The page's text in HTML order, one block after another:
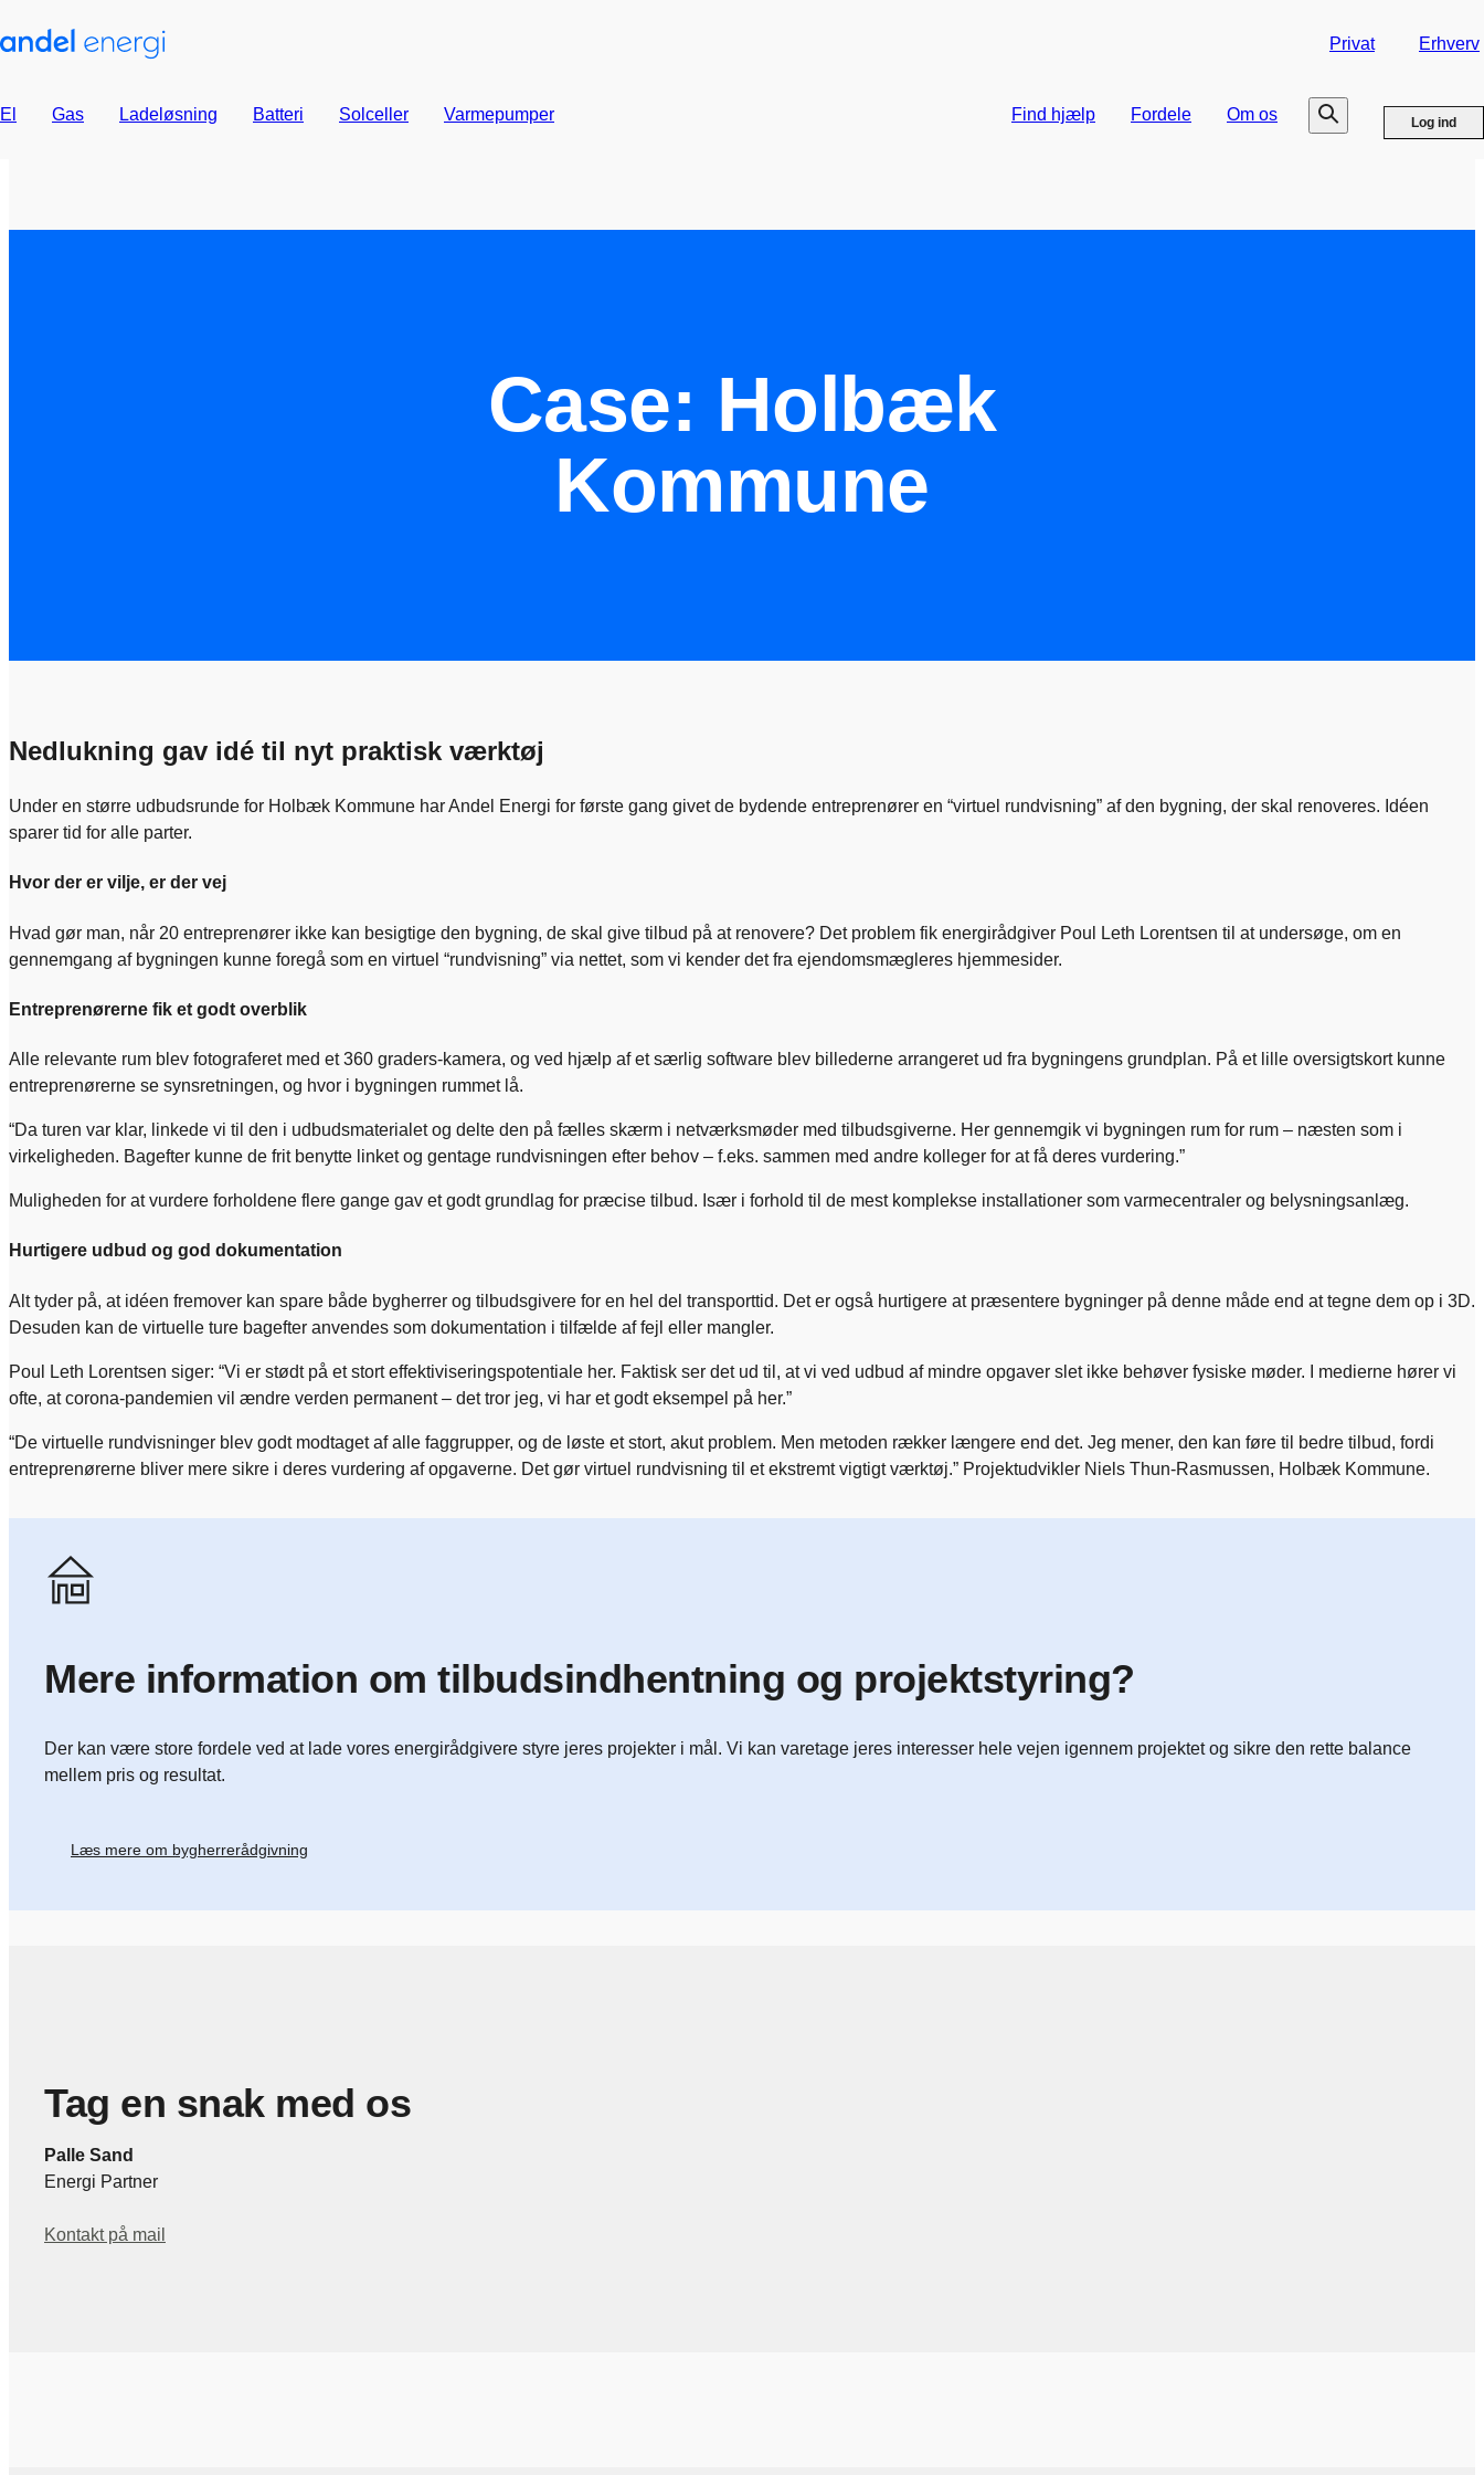
Privat Erhverv
El Gas Ladeløsning Batteri Solceller Varmepumper Find hjælp Fordele Om os Log ind
Case: Holbæk
Kommune
Nedlukning gav idé til nyt praktisk værktøj
Under en større udbudsrunde for Holbæk Kommune har Andel Energi for første gang givet de bydende entreprenører en “virtuel rundvisning” af den bygning, der skal renoveres. Idéen
sparer tid for alle parter.
Hvor der er vilje, er der vej
Hvad gør man, når 20 entreprenører ikke kan besigtige den bygning, de skal give tilbud på at renovere? Det problem fik energirådgiver Poul Leth Lorentsen til at undersøge, om en
gennemgang af bygningen kunne foregå som en virtuel “rundvisning” via nettet, som vi kender det fra ejendomsmægleres hjemmesider.
Entreprenørerne fik et godt overblik
Alle relevante rum blev fotograferet med et 360 graders-kamera, og ved hjælp af et særlig software blev billederne arrangeret ud fra bygningens grundplan. På et lille oversigtskort kunne
entreprenørerne se synsretningen, og hvor i bygningen rummet lå.
“Da turen var klar, linkede vi til den i udbudsmaterialet og delte den på fælles skærm i netværksmøder med tilbudsgiverne. Her gennemgik vi bygningen rum for rum – næsten som i
virkeligheden. Bagefter kunne de frit benytte linket og gentage rundvisningen efter behov – f.eks. sammen med andre kolleger for at få deres vurdering.”
Muligheden for at vurdere forholdene flere gange gav et godt grundlag for præcise tilbud. Især i forhold til de mest komplekse installationer som varmecentraler og belysningsanlæg.
Hurtigere udbud og god dokumentation
Alt tyder på, at idéen fremover kan spare både bygherrer og tilbudsgivere for en hel del transporttid. Det er også hurtigere at præsentere bygninger på denne måde end at tegne dem op i 3D.
Desuden kan de virtuelle ture bagefter anvendes som dokumentation i tilfælde af fejl eller mangler.
Poul Leth Lorentsen siger: “Vi er stødt på et stort effektiviseringspotentiale her. Faktisk ser det ud til, at vi ved udbud af mindre opgaver slet ikke behøver fysiske møder. I medierne hører vi
ofte, at corona-pandemien vil ændre verden permanent – det tror jeg, vi har et godt eksempel på her.”
“De virtuelle rundvisninger blev godt modtaget af alle faggrupper, og de løste et stort, akut problem. Men metoden rækker længere end det. Jeg mener, den kan føre til bedre tilbud, fordi
entreprenørerne bliver mere sikre i deres vurdering af opgaverne. Det gør virtuel rundvisning til et ekstremt vigtigt værktøj.” Projektudvikler Niels Thun-Rasmussen, Holbæk Kommune.
Mere information om tilbudsindhentning og projektstyring?
Der kan være store fordele ved at lade vores energirådgivere styre jeres projekter i mål. Vi kan varetage jeres interesser hele vejen igennem projektet og sikre den rette balance
mellem pris og resultat.
Læs mere om bygherrerådgivning
Tag en snak med os
Palle Sand
Energi Partner
Kontakt på mail